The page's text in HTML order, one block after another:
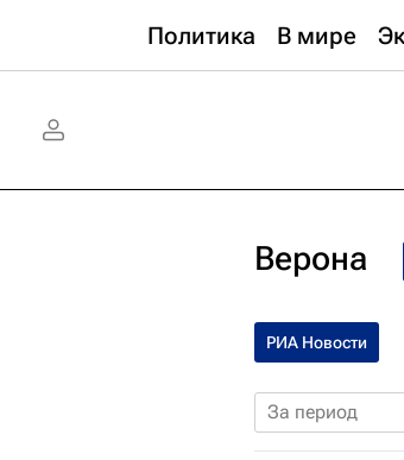
Политика В мире
Верона
РИА Новости
За период